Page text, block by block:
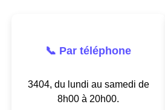
📞 Par téléphone
3404, du lundi au samedi de
8h00 à 20h00.